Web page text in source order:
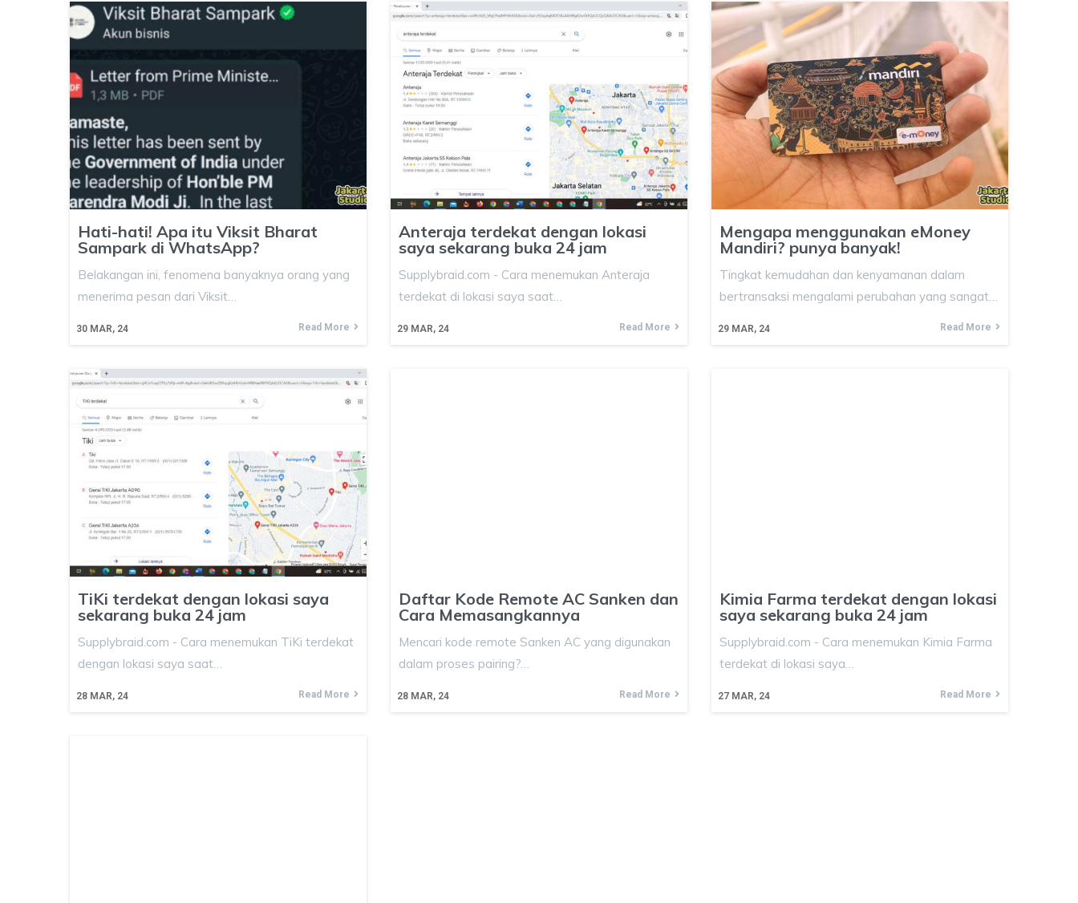
Hati-hati! Apa itu Viksit Bharat
Sampark di WhatsApp?
30 MAR, 24
Belakangan ini, fenomena banyaknya orang yang
menerima pesan dari Viksit…
Read More
Anteraja terdekat dengan lokasi
saya sekarang buka 24 jam
29 MAR, 24
Supplybraid.com - Cara menemukan Anteraja
terdekat di lokasi saya saat…
Read More
Mengapa menggunakan eMoney
Mandiri? punya banyak!
29 MAR, 24
Tingkat kemudahan dan kenyamanan dalam
bertransaksi mengalami perubahan yang sangat…
Read More
TiKi terdekat dengan lokasi saya
sekarang buka 24 jam
28 MAR, 24
Supplybraid.com - Cara menemukan TiKi terdekat
dengan lokasi saya saat…
Read More
Daftar Kode Remote AC Sanken dan
Cara Memasangkannya
28 MAR, 24
Mencari kode remote Sanken AC yang digunakan
dalam proses pairing?…
Read More
Kimia Farma terdekat dengan lokasi
saya sekarang buka 24 jam
27 MAR, 24
Supplybraid.com - Cara menemukan Kimia Farma
terdekat di lokasi saya…
Read More